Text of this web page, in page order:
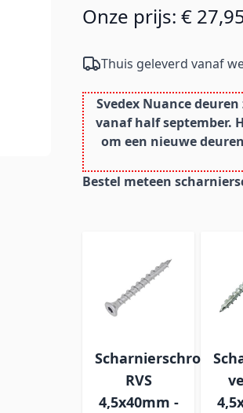
Onze prijs: €
Thuis geleverd vanaf
Svedex Nuance
vanaf half september.
om een nieuwe
Bestel meteen
Scharnierschroef
RVS
4,5x40mm -